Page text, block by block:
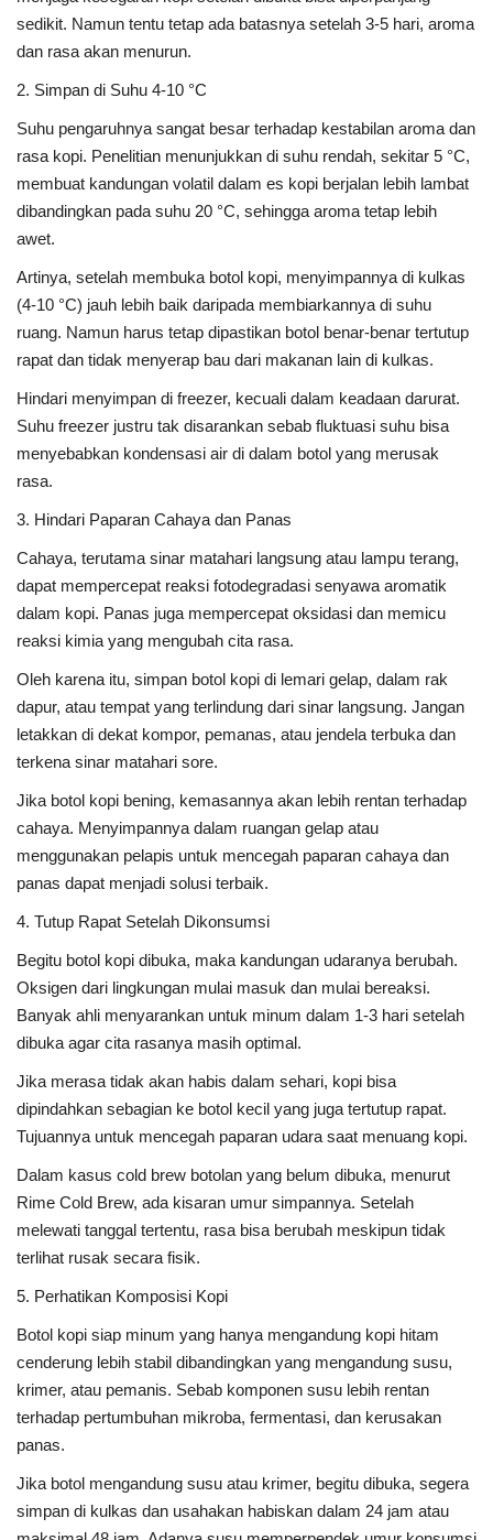
sedikit. Namun tentu tetap ada batasnya setelah 3-5 hari, aroma
dan rasa akan menurun.
2. Simpan di Suhu 4-10 °C
Suhu pengaruhnya sangat besar terhadap kestabilan aroma dan
rasa kopi. Penelitian menunjukkan di suhu rendah, sekitar 5 °C,
membuat kandungan volatil dalam es kopi berjalan lebih lambat
dibandingkan pada suhu 20 °C, sehingga aroma tetap lebih
awet.
Artinya, setelah membuka botol kopi, menyimpannya di kulkas
(4-10 °C) jauh lebih baik daripada membiarkannya di suhu
ruang. Namun harus tetap dipastikan botol benar-benar tertutup
rapat dan tidak menyerap bau dari makanan lain di kulkas.
Hindari menyimpan di freezer, kecuali dalam keadaan darurat.
Suhu freezer justru tak disarankan sebab fluktuasi suhu bisa
menyebabkan kondensasi air di dalam botol yang merusak
rasa.
3. Hindari Paparan Cahaya dan Panas
Cahaya, terutama sinar matahari langsung atau lampu terang,
dapat mempercepat reaksi fotodegradasi senyawa aromatik
dalam kopi. Panas juga mempercepat oksidasi dan memicu
reaksi kimia yang mengubah cita rasa.
Oleh karena itu, simpan botol kopi di lemari gelap, dalam rak
dapur, atau tempat yang terlindung dari sinar langsung. Jangan
letakkan di dekat kompor, pemanas, atau jendela terbuka dan
terkena sinar matahari sore.
Jika botol kopi bening, kemasannya akan lebih rentan terhadap
cahaya. Menyimpannya dalam ruangan gelap atau
menggunakan pelapis untuk mencegah paparan cahaya dan
panas dapat menjadi solusi terbaik.
4. Tutup Rapat Setelah Dikonsumsi
Begitu botol kopi dibuka, maka kandungan udaranya berubah.
Oksigen dari lingkungan mulai masuk dan mulai bereaksi.
Banyak ahli menyarankan untuk minum dalam 1-3 hari setelah
dibuka agar cita rasanya masih optimal.
Jika merasa tidak akan habis dalam sehari, kopi bisa
dipindahkan sebagian ke botol kecil yang juga tertutup rapat.
Tujuannya untuk mencegah paparan udara saat menuang kopi.
Dalam kasus cold brew botolan yang belum dibuka, menurut
Rime Cold Brew, ada kisaran umur simpannya. Setelah
melewati tanggal tertentu, rasa bisa berubah meskipun tidak
terlihat rusak secara fisik.
5. Perhatikan Komposisi Kopi
Botol kopi siap minum yang hanya mengandung kopi hitam
cenderung lebih stabil dibandingkan yang mengandung susu,
krimer, atau pemanis. Sebab komponen susu lebih rentan
terhadap pertumbuhan mikroba, fermentasi, dan kerusakan
panas.
Jika botol mengandung susu atau krimer, begitu dibuka, segera
simpan di kulkas dan usahakan habiskan dalam 24 jam atau